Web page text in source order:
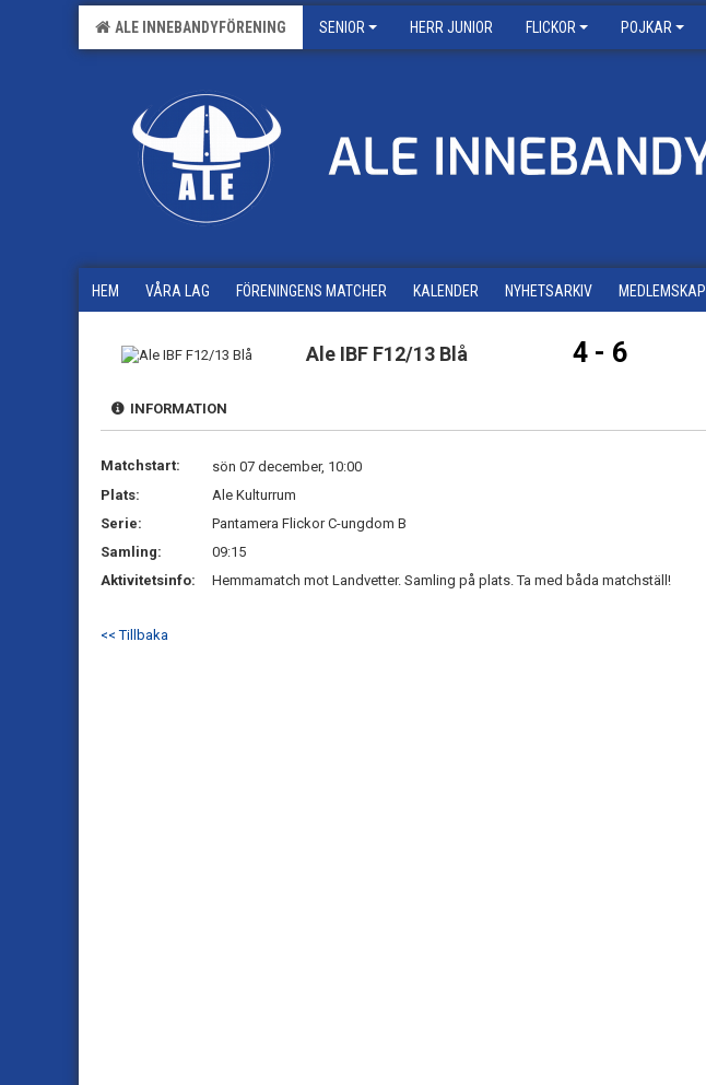
ALE INNEBANDYFÖRENING SENIOR HERR JUNIOR FLICKOR POJKAR
HEM VÅRA LAG FÖRENINGENS MATCHER KALENDER NYHETSARKIV MEDLEMSKAP
Ale IBF F12/13 Blå 4 - 6
INFORMATION
Matchstart:
sön 07 december, 10:00
Plats:
Ale Kulturrum
Serie:
Pantamera Flickor C-ungdom B
Samling:
09:15
Aktivitetsinfo:
Hemmamatch mot Landvetter. Samling på plats. Ta med båda matchställ!
<< Tillbaka